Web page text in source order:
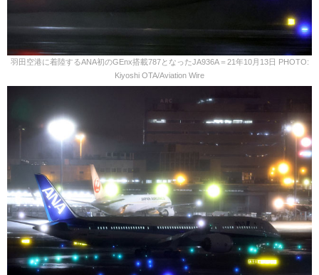
羽田空港に着陸するANA初のGEnx搭載787となったJA936A＝21年10月13日 PHOTO:
Kiyoshi OTA/Aviation Wire